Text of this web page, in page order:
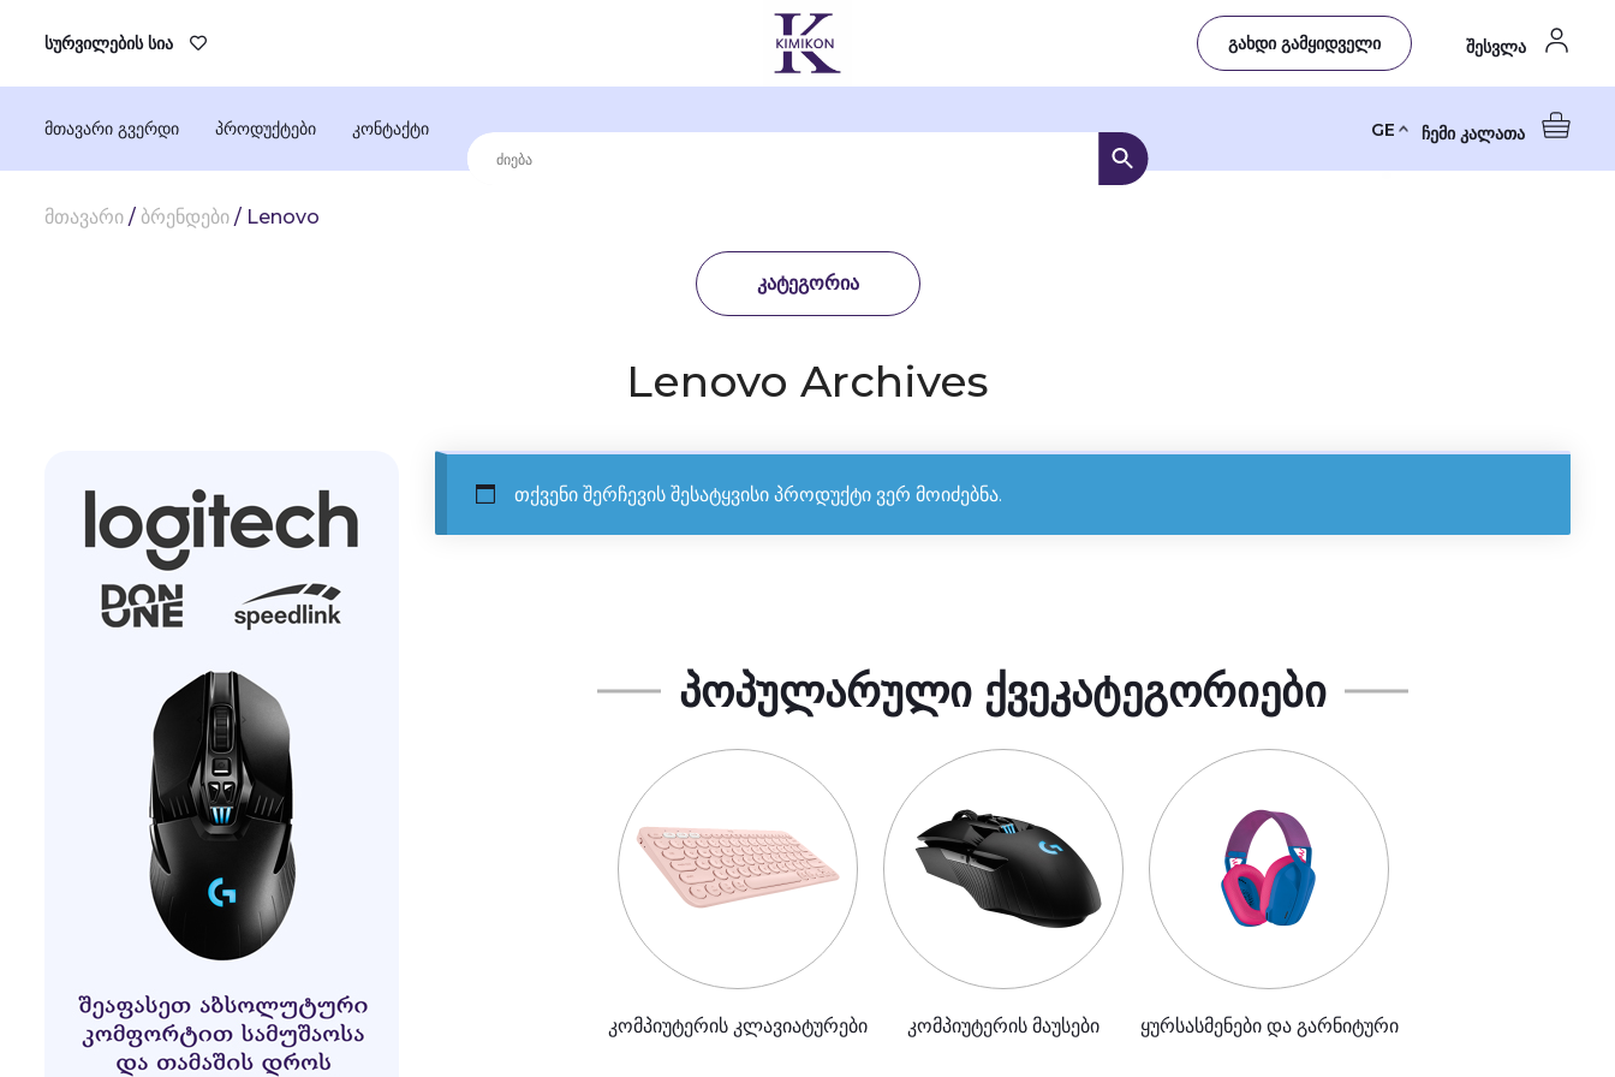
სურვილების სია გახდი გამყიდველი შესვლა
მთავარი გვერდი პროდუქტები კონტაქტი GE ჩემი კალათა
მთავარი / ბრენდები / Lenovo
ᲙᲐᲢᲔᲒᲝᲠᲘᲐ
Lenovo Archives
თქვენი შერჩევის შესატყვისი პროდუქტი ვერ მოიძებნა.
ᲞᲝᲞᲣᲚᲐᲠᲣᲚᲘ ᲥᲕᲔᲙᲐᲢᲔᲒᲝᲠᲘᲔᲑᲘ
კომპიუტერის კლავიატურები კომპიუტერის მაუსები ყურსასმენები და გარნიტური